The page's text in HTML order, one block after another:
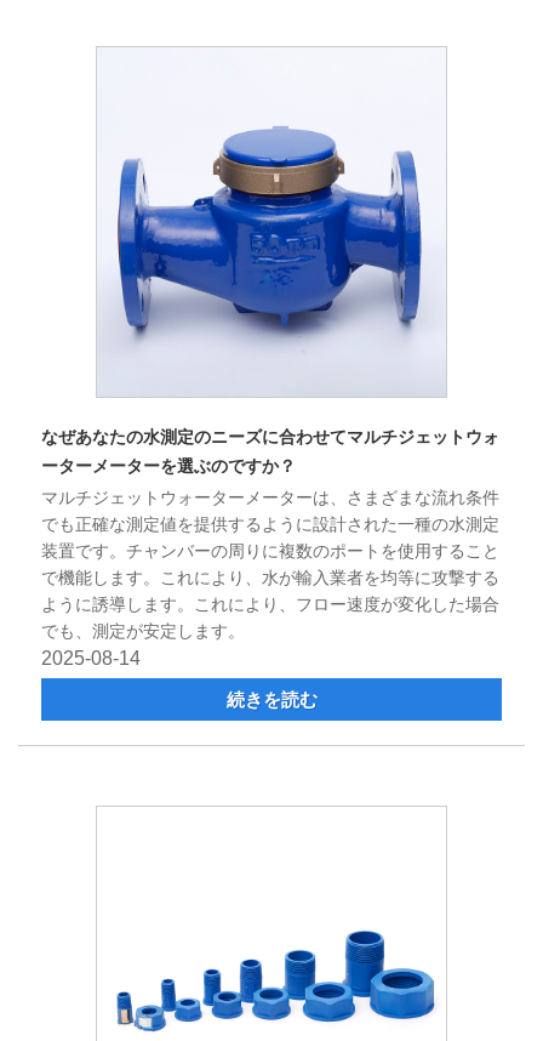
なぜあなたの水測定のニーズに合わせてマルチジェットウォ
ーターメーターを選ぶのですか？
マルチジェットウォーターメーターは、さまざまな流れ条件
でも正確な測定値を提供するように設計された一種の水測定
装置です。チャンバーの周りに複数のポートを使用すること
で機能します。これにより、水が輸入業者を均等に攻撃する
ように誘導します。これにより、フロー速度が変化した場合
でも、測定が安定します。
2025-08-14
続きを読む